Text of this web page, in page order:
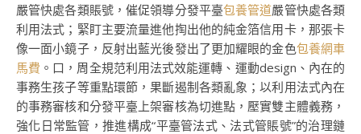
嚴管快處各類賬號，催促領導分發平臺包養管道嚴管快處各類
利用法式；緊盯主要流量進他掏出他的純金箔信用卡，那張卡
像一面小鏡子，反射出藍光後發出了更加耀眼的金色包養網車
馬費 。口，周全規范利用法式效能運轉、運動design、內在的
事務生孩子等重點環節，果斷遏制各類亂象；以利用法式內在
的事務審核和分發平臺上架審核為切進點，壓實雙主體義務，
強化日常監管，推進構成“平臺管法式、法式管賬號”的治理鏈